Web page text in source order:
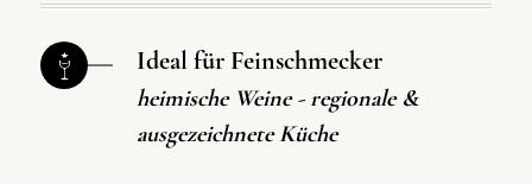
Ideal für Feinschmecker
heimische Weine - regionale &
ausgezeichnete Küche